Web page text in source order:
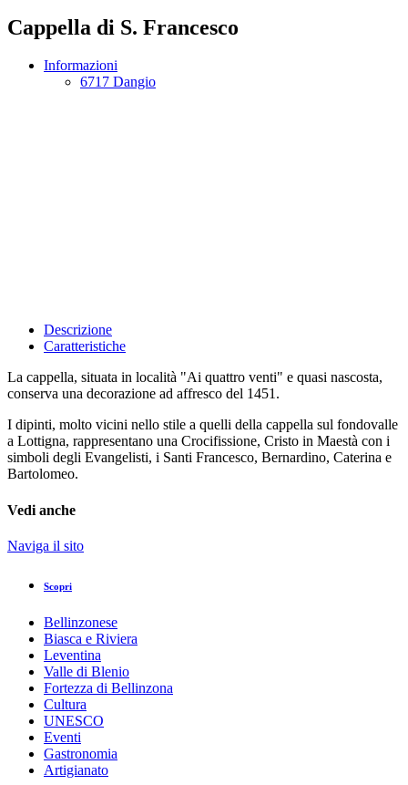
Cappella di S. Francesco
Informazioni
6717 Dangio
Descrizione
Caratteristiche
La cappella, situata in località "Ai quattro venti" e quasi nascosta,
conserva una decorazione ad affresco del 1451.
I dipinti, molto vicini nello stile a quelli della cappella sul fondovalle
a Lottigna, rappresentano una Crocifissione, Cristo in Maestà con i
simboli degli Evangelisti, i Santi Francesco, Bernardino, Caterina e
Bartolomeo.
Vedi anche
Naviga il sito
Scopri
Bellinzonese
Biasca e Riviera
Leventina
Valle di Blenio
Fortezza di Bellinzona
Cultura
UNESCO
Eventi
Gastronomia
Artigianato